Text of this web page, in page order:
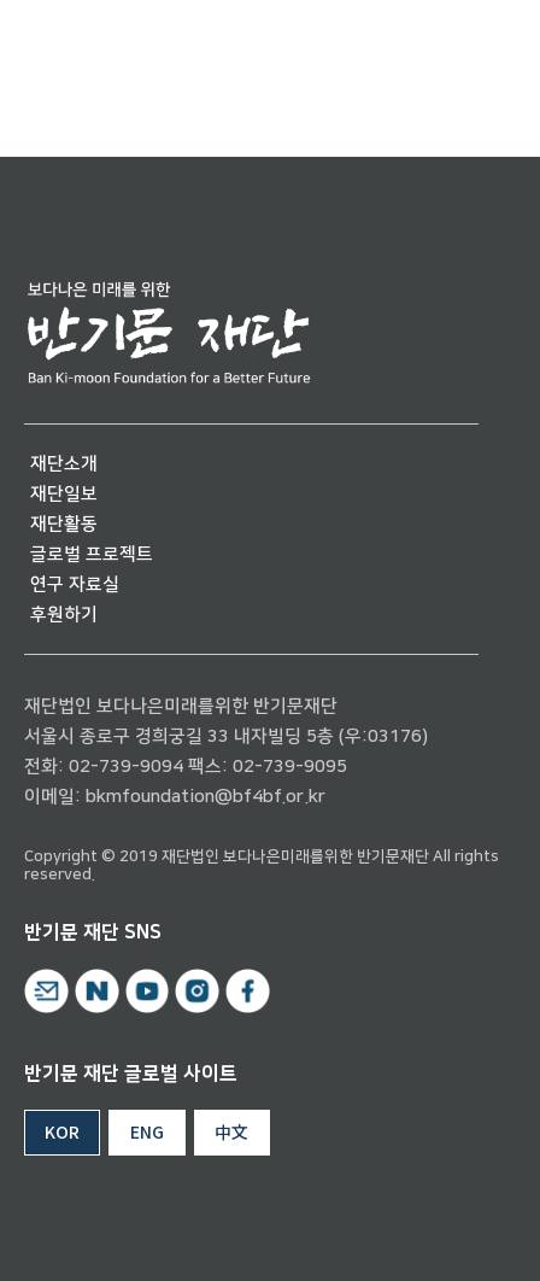
재단소개
재단일보
재단활동
글로벌 프로젝트
연구 자료실
후원하기
재단법인 보다나은미래를위한 반기문재단
서울시 종로구 경희궁길 33 내자빌딩 5층 (우:03176)
전화: 02-739-9094 팩스: 02-739-9095
이메일: bkmfoundation@bf4bf.or.kr
Copyright © 2019 재단법인 보다나은미래를위한 반기문재단 All rights
reserved.
반기문 재단 SNS
반기문 재단 글로벌 사이트
KOR ENG 中文